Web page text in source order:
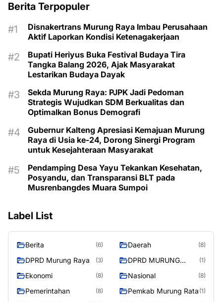
Berita Terpopuler
Disnakertrans Murung Raya Imbau Perusahaan
Aktif Laporkan Kondisi Ketenagakerjaan
Bupati Heriyus Buka Festival Budaya Tira
Tangka Balang 2026, Ajak Masyarakat
Lestarikan Budaya Dayak
Sekda Murung Raya: PJPK Jadi Pedoman
Strategis Wujudkan SDM Berkualitas dan
Optimalkan Bonus Demografi
Gubernur Kalteng Apresiasi Kemajuan Murung
Raya di Usia ke-24, Dorong Sinergi Program
untuk Kesejahteraan Masyarakat
Pendamping Desa Yayu Tekankan Kesehatan,
Posyandu, dan Transparansi BLT pada
Musrenbangdes Muara Sumpoi
Label List
Berita (6) Daerah (8)
DPRD Murung Raya (3)
DPRD MURUNG
(1)
Ekonomi (8) Nasional (8)
Pemerintahan (8) Pemkab Murung Rata (1)